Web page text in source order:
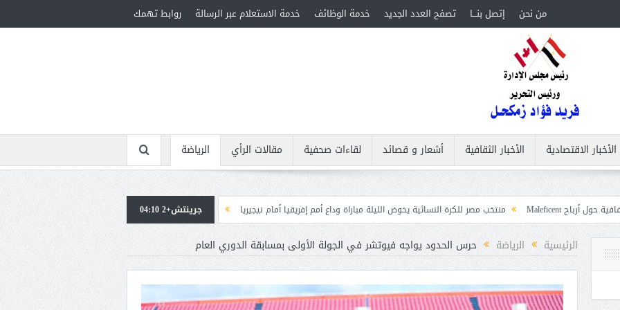
من نحن إتصل بنـــا تصفح العدد الجديد خدمة الوظائف خدمة الاستعلام عبر الرسالة روابط تهمك
الأخبار الاقتصادية الأخبار الثقافية أشعار و قصائد لقاءات صحفية مقالات الرأي
الرياضة
منتخب مصر للكرة النسائية يخوض الليلة مباراة وداع أمم إفريقيا أمام نيجيريا
استقبال جماهيرى حاشد لمحمد صلاح لدى وصوله إلى تركيا لإتمام انتقاله إلى
جرينتش+2 04:10
الرئيسية الرياضة حرس الحدود يواجه فيوتشر في الجولة الأولى بمسابقة الدوري العام